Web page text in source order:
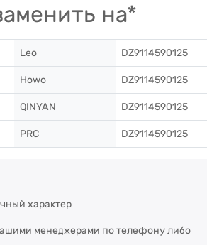
на*
Leo DZ9114590125
Howo DZ9114590125
QINYAN DZ9114590125
PRC DZ9114590125
характер
менеджерами по телефону либо